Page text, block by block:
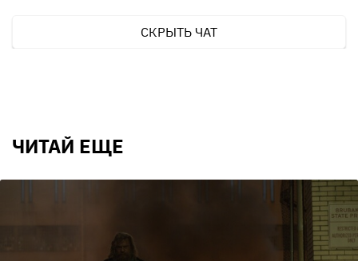
СКРЫТЬ ЧАТ
ЧИТАЙ ЕЩЕ